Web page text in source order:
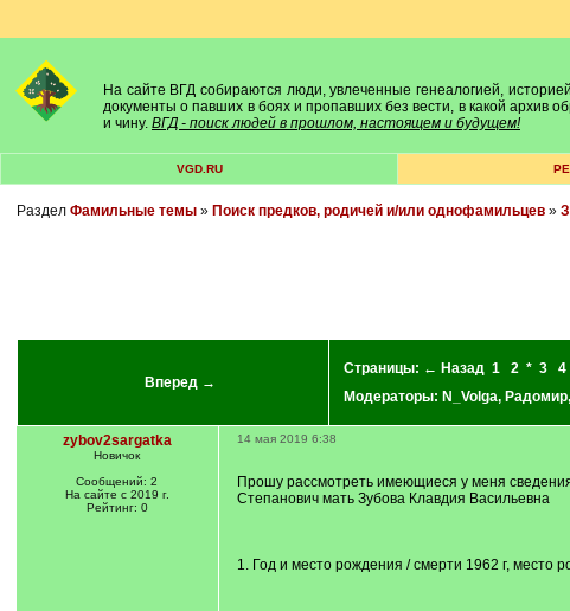
На сайте ВГД собираются люди, увлеченные генеалогией,
документы о павших в боях и пропавших без вести, в какой архив
и чину. ВГД - поиск людей в прошлом, настоящем и будущем!
VGD.RU
Раздел Фамильные темы» Поиск предков, родичей и/или однофамильцев» З
Вперед →
Страницы: ← Назад 1 2 * 3 4
Модераторы: N_Volga, Радомир,
zybov2sargatka
Новичок
Сообщений: 2
На сайте с 2019 г.
Рейтинг: 0
14 мая 2019 6:38
Прошу рассмотреть имеющиеся у меня
Степанович мать Зубова Клавдия Васильевна
1. Год и место рождения / смерти 1962 г, место